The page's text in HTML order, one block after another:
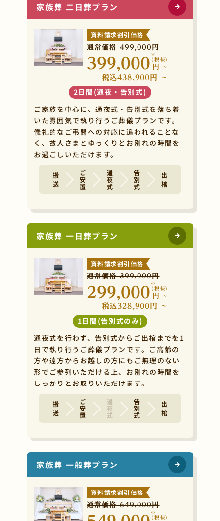
QRコードを
読み取ってください。
家族葬 二日葬プラン
資料請求割引価格
通常価格 499,000円
399,000
※
円
(税抜)
~
税込438,900円 ~
2日間(通夜・告別式)
ご家族を中心に、通夜式・告別式を落ち着
いた雰囲気で執り行うご葬儀プランです。
儀礼的なご弔問への対応に追われることな
く、故人さまとゆっくりとお別れの時間を
お過ごしいただけます。
搬 送 ご安置 通夜式 告別式 出 棺
家族葬 一日葬プラン
資料請求割引価格
通常価格 399,000円
299,000
※
円
(税抜)
~
税込328,900円 ~
1日間(告別式のみ)
通夜式を行わず、告別式からご出棺までを1
日で執り行うご葬儀プランです。ご高齢の
方や遠方からお越しの方にもご無理のない
形でご参列いただける上、お別れの時間を
しっかりとお取りいただけます。
搬 送 ご安置 通夜式 告別式 出 棺
家族葬 一般葬プラン
資料請求割引価格
通常価格 649,000円
※
(税抜)